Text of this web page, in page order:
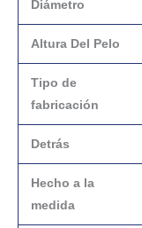
Diámetro
Altura Del Pelo
Tipo de
fabricación
Detrás
Hecho a la
medida